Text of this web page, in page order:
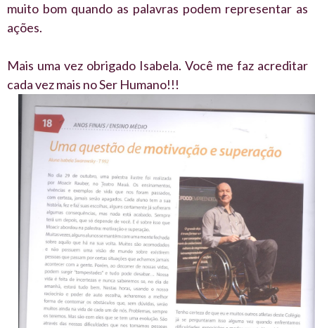
muito bom quando as palavras podem representar as
ações.
Mais uma vez obrigado Isabela. Você me faz acreditar
cada vez mais no Ser Humano!!!